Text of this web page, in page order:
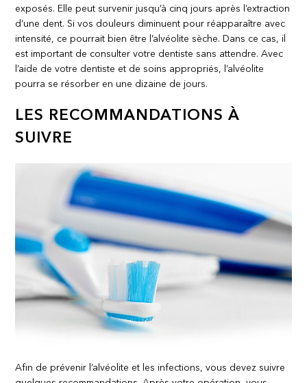
exposés. Elle peut survenir jusqu’à cinq jours après l’extraction
d’une dent. Si vos douleurs diminuent pour réapparaître avec
intensité, ce pourrait bien être l’alvéolite sèche. Dans ce cas, il
est important de consulter votre dentiste sans attendre. Avec
l’aide de votre dentiste et de soins appropriés, l’alvéolite
pourra se résorber en une dizaine de jours.
LES RECOMMANDATIONS À
SUIVRE
Afin de prévenir l’alvéolite et les infections, vous devez suivre